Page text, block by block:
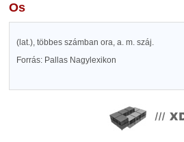
Os
(lat.), többes számban ora, a. m. száj.
Forrás: Pallas Nagylexikon